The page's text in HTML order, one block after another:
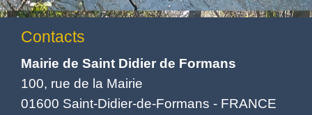
Contacts
Mairie de Saint Didier de Formans
100, rue de la Mairie
01600 Saint-Didier-de-Formans - FRANCE